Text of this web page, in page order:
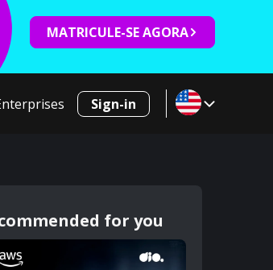
MATRICULE-SE AGORA
Sign-in
for you